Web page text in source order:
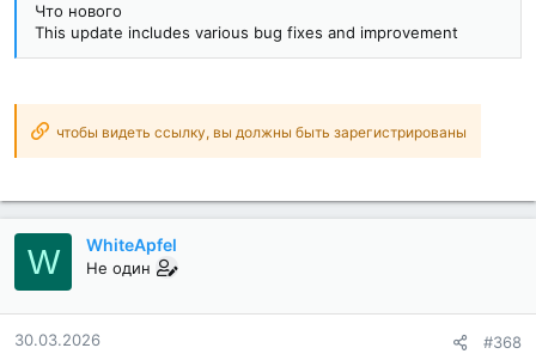
Что нового
This update includes various bug fixes and improvement
чтобы видеть ссылку, вы должны быть зарегистрированы
W WhiteApfel
Не один
30.03.2026 #368